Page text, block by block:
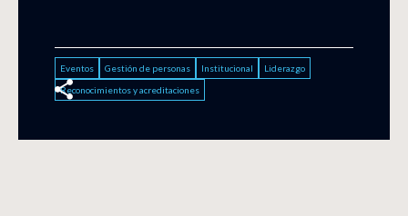
Eventos Gestión de personas Institucional
Liderazgo
Reconocimientos y acreditaciones